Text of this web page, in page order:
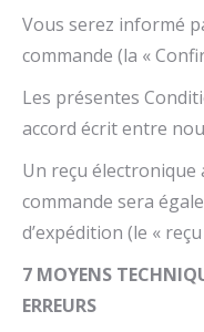
Vous serez informé
commande (la «
Les présentes
accord écrit entre
Un reçu électronique
commande sera
d’expédition (le «
7 MOYENS
ERREURS